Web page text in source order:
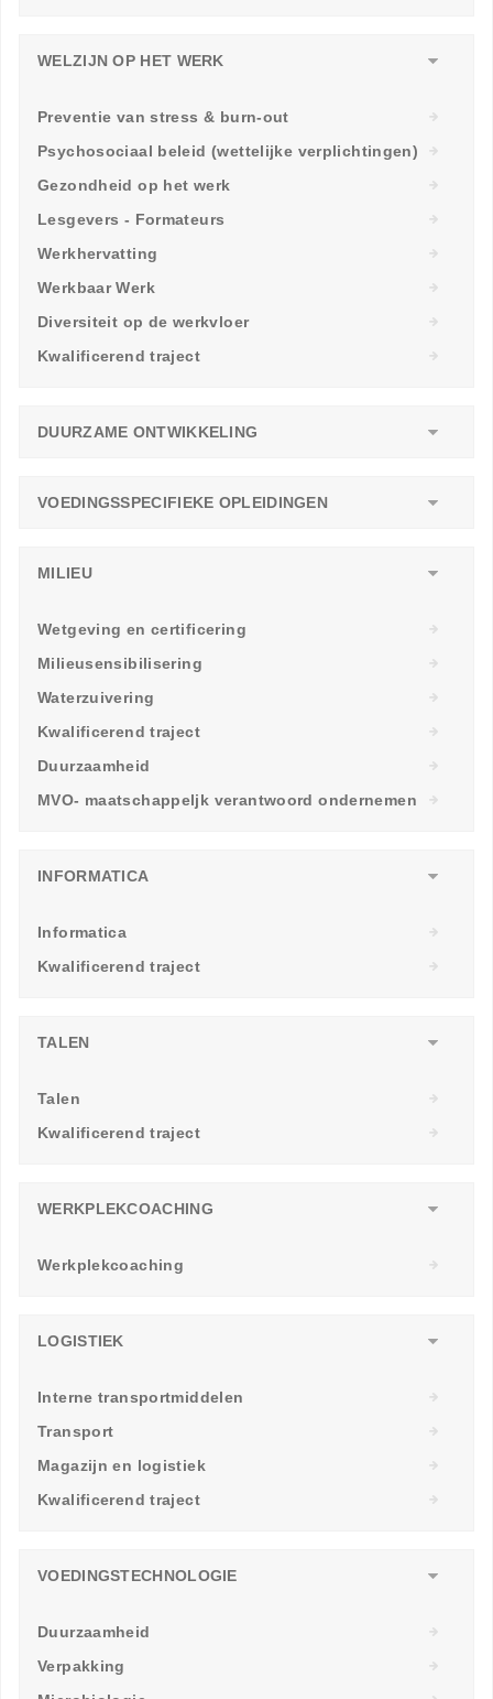
WELZIJN OP HET WERK
Preventie van stress & burn-out
Psychosociaal beleid (wettelijke verplichtingen)
Gezondheid op het werk
Lesgevers - Formateurs
Werkhervatting
Werkbaar Werk
Diversiteit op de werkvloer
Kwalificerend traject
DUURZAME ONTWIKKELING
VOEDINGSSPECIFIEKE OPLEIDINGEN
MILIEU
Wetgeving en certificering
Milieusensibilisering
Waterzuivering
Kwalificerend traject
Duurzaamheid
MVO- maatschappeljk verantwoord ondernemen
INFORMATICA
Informatica
Kwalificerend traject
TALEN
Talen
Kwalificerend traject
WERKPLEKCOACHING
Werkplekcoaching
LOGISTIEK
Interne transportmiddelen
Transport
Magazijn en logistiek
Kwalificerend traject
VOEDINGSTECHNOLOGIE
Duurzaamheid
Verpakking